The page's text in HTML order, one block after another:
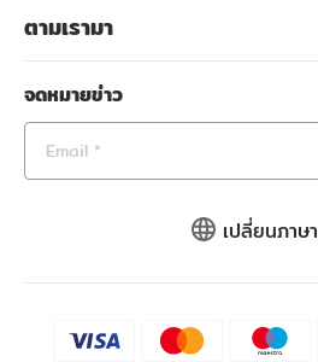
เปลี่ยนภาษา
ตามเรามา
จดหมายข่าว